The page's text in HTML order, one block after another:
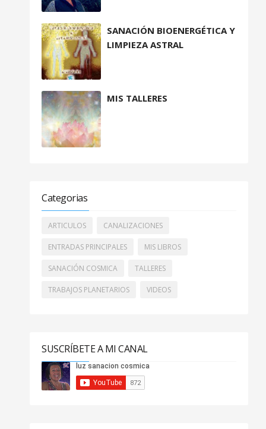
SANACIÓN BIOENERGÉTICA Y
LIMPIEZA ASTRAL
MIS TALLERES
Categorias
ARTICULOS CANALIZACIONES
ENTRADAS PRINCIPALES MIS LIBROS
SANACIÓN COSMICA TALLERES
TRABAJOS PLANETARIOS VIDEOS
SUSCRÍBETE A MI CANAL